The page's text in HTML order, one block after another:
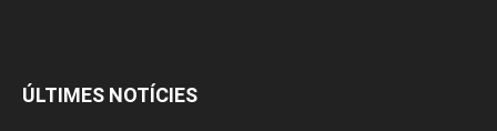
ÚLTIMES NOTÍCIES